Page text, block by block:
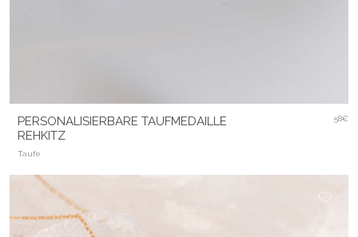
PERSONALISIERBARE TAUFMEDAILLE
REHKITZ
Taufe
58€